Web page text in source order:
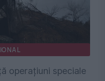
operațiuni speciale